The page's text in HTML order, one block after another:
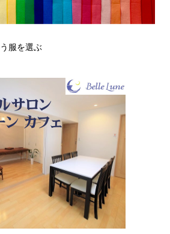
頼される見た目にするには？〜予告編〜